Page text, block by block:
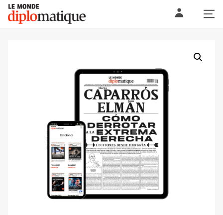
Skip
content
Le monde diplomatique